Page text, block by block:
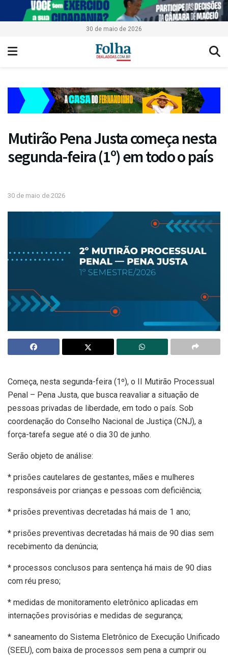
30 de maio de 2026
Mutirão Pena Justa começa nesta
segunda-feira (1º) em todo o país
30 de maio de 2026
Começa, nesta segunda-feira (1º), o II Mutirão Processual
Penal – Pena Justa, que busca reavaliar a situação de
pessoas privadas de liberdade, em todo o país. Sob
coordenação do Conselho Nacional de Justiça (CNJ), a
força-tarefa segue até o dia 30 de junho.
Serão objeto de análise:
* prisões cautelares de gestantes, mães e mulheres
responsáveis por crianças e pessoas com deficiência;
* prisões preventivas decretadas há mais de 1 ano;
* prisões preventivas decretadas há mais de 90 dias sem
recebimento da denúncia;
* processos conclusos para sentença há mais de 90 dias
com réu preso;
* medidas de monitoramento eletrônico aplicadas em
internações provisórias e medidas de segurança;
* saneamento do Sistema Eletrônico de Execução Unificado
(SEEU), com baixa de processos sem pena a cumprir ou